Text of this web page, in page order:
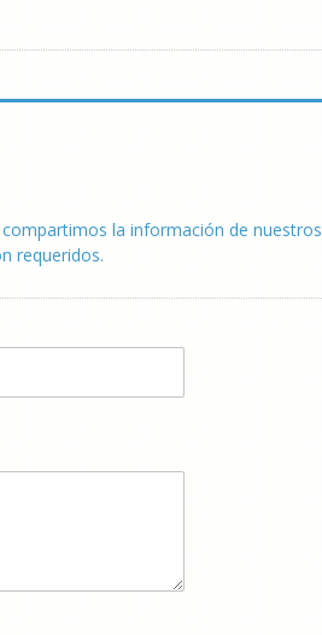
la información de nuestros
requeridos.